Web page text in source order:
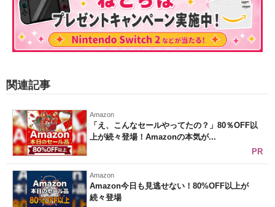
関連記事
Amazon
「え、こんなセールやってたの？」80％OFF以
上が続々登場！Amazonの本気が...
PR
Amazon
Amazon今日も見逃せない！80%OFF以上が
続々登場